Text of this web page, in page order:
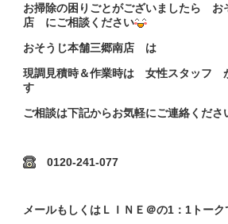
お掃除の困りごとがございましたら お
店 にご相談ください
おそうじ本舗三郷南店 は
現調見積時＆作業時は 女性スタッフ
す
ご相談は下記からお気軽にご連絡くださ
0120-241-077
メールもしくはＬＩＮＥ＠の1：1トー